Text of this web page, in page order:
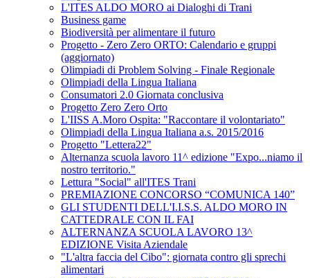
L'ITES ALDO MORO ai Dialoghi di Trani
Business game
Biodiversità per alimentare il futuro
Progetto - Zero Zero ORTO: Calendario e gruppi
(aggiornato)
Olimpiadi di Problem Solving - Finale Regionale
Olimpiadi della Lingua Italiana
Consumatori 2.0 Giornata conclusiva
Progetto Zero Zero Orto
L'IISS A.Moro Ospita: "Raccontare il volontariato"
Olimpiadi della Lingua Italiana a.s. 2015/2016
Progetto "Lettera22"
Alternanza scuola lavoro 11^ edizione "Expo...niamo il
nostro territorio."
Lettura "Social" all'ITES Trani
PREMIAZIONE CONCORSO “COMUNICA 140”
GLI STUDENTI DELL'I.I.S.S. ALDO MORO IN
CATTEDRALE CON IL FAI
ALTERNANZA SCUOLA LAVORO 13^
EDIZIONE Visita Aziendale
"L'altra faccia del Cibo": giornata contro gli sprechi
alimentari